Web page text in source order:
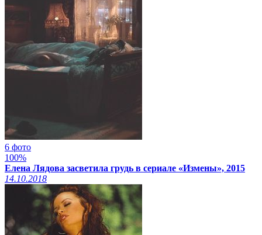
6 фото
100%
Елена Лядова засветила грудь в сериале «Измены», 2015
14.10.2018